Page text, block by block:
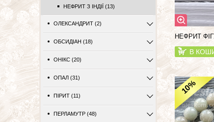
НЕФРИТ З ІНДІЇ (13)
ОЛЕКСАНДРИТ (2)
ОБСИДІАН (18)
ОНІКС (20)
ОПАЛ (31)
ПІРИТ (11)
ПЕРЛАМУТР (48)
НЕФРИТ
В
10%